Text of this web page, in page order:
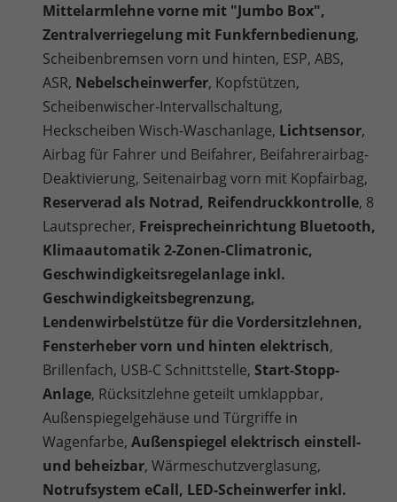
Mittelarmlehne vorne mit "Jumbo Box",
Zentralverriegelung mit Funkfernbedienung,
Scheibenbremsen vorn und hinten, ESP, ABS,
ASR, Nebelscheinwerfer, Kopfstützen,
Scheibenwischer-Intervallschaltung,
Heckscheiben Wisch-Waschanlage, Lichtsensor,
Airbag für Fahrer und Beifahrer, Beifahrerairbag-
Deaktivierung, Seitenairbag vorn mit Kopfairbag,
Reserverad als Notrad, Reifendruckkontrolle, 8
Lautsprecher, Freisprecheinrichtung Bluetooth,
Klimaautomatik 2-Zonen-Climatronic,
Geschwindigkeitsregelanlage inkl.
Geschwindigkeitsbegrenzung,
Lendenwirbelstütze für die Vordersitzlehnen,
Fensterheber vorn und hinten elektrisch,
Brillenfach, USB-C Schnittstelle, Start-Stopp-
Anlage, Rücksitzlehne geteilt umklappbar,
Außenspiegelgehäuse und Türgriffe in
Wagenfarbe, Außenspiegel elektrisch einstell-
und beheizbar, Wärmeschutzverglasung,
Notrufsystem eCall, LED-Scheinwerfer inkl.